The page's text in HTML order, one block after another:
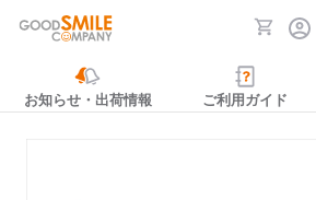
お知らせ・出荷情報 ご利用ガイド